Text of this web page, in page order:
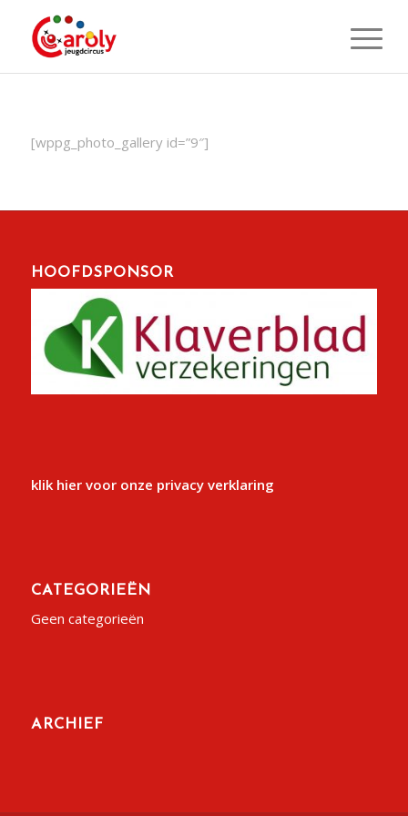
[wppg_photo_gallery id=”9″]
HOOFDSPONSOR
klik hier voor onze privacy verklaring
CATEGORIEËN
Geen categorieën
ARCHIEF